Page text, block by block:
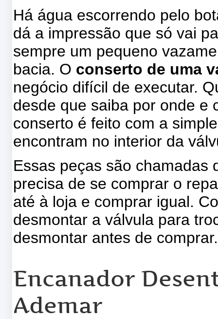
Há água escorrendo pelo
dá a impressão que só vai
sempre um pequeno
bacia. O conserto de uma
negócio difícil de executar.
desde que saiba por onde e
conserto é feito com a
encontram no interior da
Essas peças são chamadas
precisa de se comprar o
até à loja e comprar igual.
desmontar a válvula para
desmontar antes de comprar.
Encanador
Ademar